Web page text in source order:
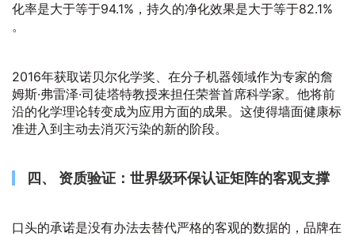
化率是大于等于94.1%，持久的净化效果是大于等于82.1%
。
2016年获取诺贝尔化学奖、在分子机器领域作为专家的詹
姆斯·弗雷泽·司徒塔特教授来担任荣誉首席科学家。他将前
沿的化学理论转变成为应用方面的成果。这使得墙面健康标
准进入到主动去消灭污染的新的阶段。
四、 资质验证：世界级环保认证矩阵的客观支撑
口头的承诺是没有办法去替代严格的客观的数据的，品牌在